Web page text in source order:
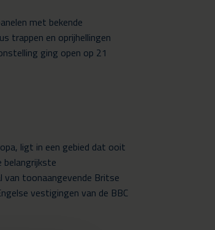
met bekende
trappen en oprijhellingen
ging open op 21
ligt in een gebied dat ooit
van toonaangevende Britse
vestigingen van de BBC